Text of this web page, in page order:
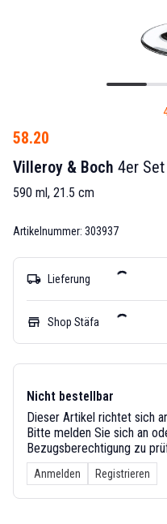
58.20
Villeroy & Boch 4er
590 ml, 21.5 cm
Artikelnummer: 303937
local_shipping Lieferung
store Shop Stäfa
Nicht bestellbar
Dieser Artikel richtet sich
Bitte melden Sie sich an
Bezugsberechtigung zu
Anmelden Registrieren